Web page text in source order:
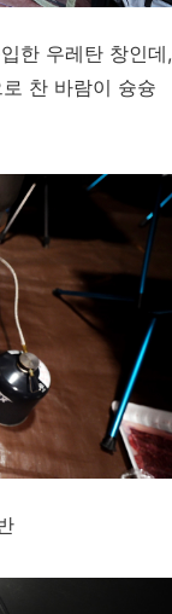
한 우레탄 창인데,
찬 바람이 슝슝